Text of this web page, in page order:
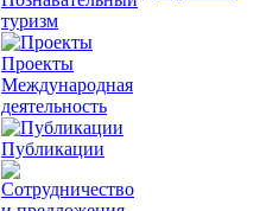
туризм
Проекты
Международная
деятельность
Публикации